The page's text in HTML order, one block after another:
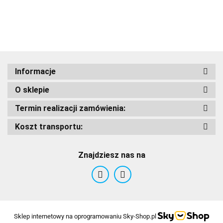
Airoh 2016
Informacje
O sklepie
Termin realizacji zamówienia:
Koszt transportu:
Znajdziesz nas na
Sklep internetowy na oprogramowaniu Sky-Shop.pl